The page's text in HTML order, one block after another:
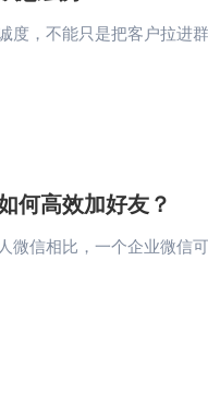
度，不能只是把客户拉进群
何高效加好友？
微信相比，一个企业微信